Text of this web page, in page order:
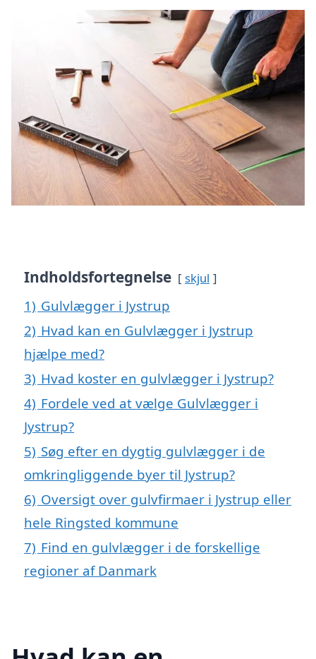
Indholdsfortegnelse skjul
1) Gulvlægger i Jystrup
2) Hvad kan en Gulvlægger i Jystrup
hjælpe med?
3) Hvad koster en gulvlægger i Jystrup?
4) Fordele ved at vælge Gulvlægger i
Jystrup?
5) Søg efter en dygtig gulvlægger i de
omkringliggende byer til Jystrup?
6) Oversigt over gulvfirmaer i Jystrup eller
hele Ringsted kommune
7) Find en gulvlægger i de forskellige
regioner af Danmark